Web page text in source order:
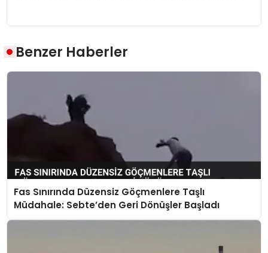
Benzer Haberler
Fas Sınırında Düzensiz Göçmenlere Taşlı
Müdahale: Sebte’den Geri Dönüşler Başladı